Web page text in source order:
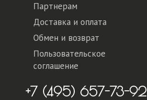
Партнерам
Доставка и оплата
Обмен и возврат
Пользовательское
соглашение
+7 (495) 657-73-92